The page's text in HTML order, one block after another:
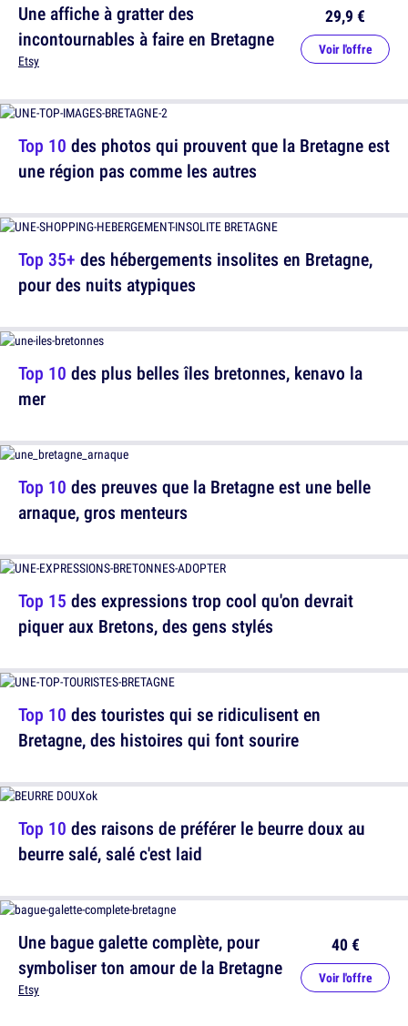
Une affiche à gratter des
incontournables à faire en Bretagne
Etsy
29,9 €
Voir l'offre
Top 35+ des hébergements insolites en Bretagne,
pour des nuits atypiques
Top 10 des preuves que la Bretagne est une belle
arnaque, gros menteurs
Top 10 des touristes qui se ridiculisent en
Bretagne, des histoires qui font sourire
Une bague galette complète, pour
symboliser ton amour de la Bretagne
Etsy
40 €
Voir l'offre
Top 10 des photos qui prouvent que la Bretagne est
une région pas comme les autres
Top 10 des plus belles îles bretonnes, kenavo la
mer
Top 15 des expressions trop cool qu'on devrait
piquer aux Bretons, des gens stylés
Top 10 des raisons de préférer le beurre doux au
beurre salé, salé c'est laid